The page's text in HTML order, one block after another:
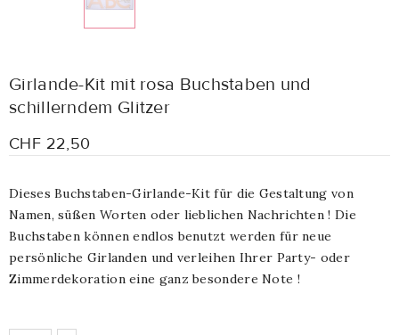
Girlande-Kit mit rosa Buchstaben und
schillerndem Glitzer
CHF 22,50
Dieses Buchstaben-Girlande-Kit für die Gestaltung von
Namen, süßen Worten oder lieblichen Nachrichten ! Die
Buchstaben können endlos benutzt werden für neue
persönliche Girlanden und verleihen Ihrer Party- oder
Zimmerdekoration eine ganz besondere Note !